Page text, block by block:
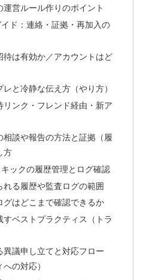
運営ルール作りのポイント
ド：連絡・証拠・再加入の
待は有効か／アカウントはど
と冷静な伝え方（やり方）
ンク・フレンド経由・新ア
談や報告の方法と証拠（履
方
ックの履歴管理とログ確認
る履歴や監査ログの範囲
グはどこまで確認できるか
ベストプラクティス（トラ
議申し立てと対応フロー
の対応）